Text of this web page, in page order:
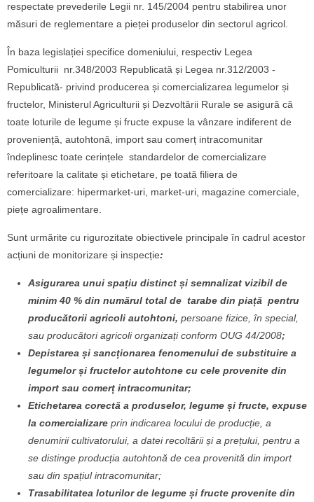
respectate prevederile Legii nr. 145/2004 pentru stabilirea unor
măsuri de reglementare a pieței produselor din sectorul agricol.
În baza legislației specifice domeniului, respectiv Legea
Pomiculturii nr.348/2003 Republicată și Legea nr.312/2003 -
Republicată- privind producerea și comercializarea legumelor și
fructelor, Ministerul Agriculturii și Dezvoltării Rurale se asigură că
toate loturile de legume și fructe expuse la vânzare indiferent de
proveniență, autohtonă, import sau comerț intracomunitar
îndeplinesc toate cerințele standardelor de comercializare
referitoare la calitate și etichetare, pe toată filiera de
comercializare: hipermarket-uri, market-uri, magazine comerciale,
piețe agroalimentare.
Sunt urmărite cu rigurozitate obiectivele principale în cadrul acestor
acțiuni de monitorizare și inspecție:
Asigurarea unui spațiu distinct și semnalizat vizibil de
minim 40 % din numărul total de tarabe din piață pentru
producătorii agricoli autohtoni, persoane fizice, în special,
sau producători agricoli organizați conform OUG 44/2008;
Depistarea și sancționarea fenomenului de substituire a
legumelor și fructelor autohtone cu cele provenite din
import sau comerț intracomunitar;
Etichetarea corectă a produselor, legume și fructe, expuse
la comercializare prin indicarea locului de producție, a
denumirii cultivatorului, a datei recoltării și a prețului, pentru a
se distinge producția autohtonă de cea provenită din import
sau din spațiul intracomunitar;
Trasabilitatea loturilor de legume și fructe provenite din